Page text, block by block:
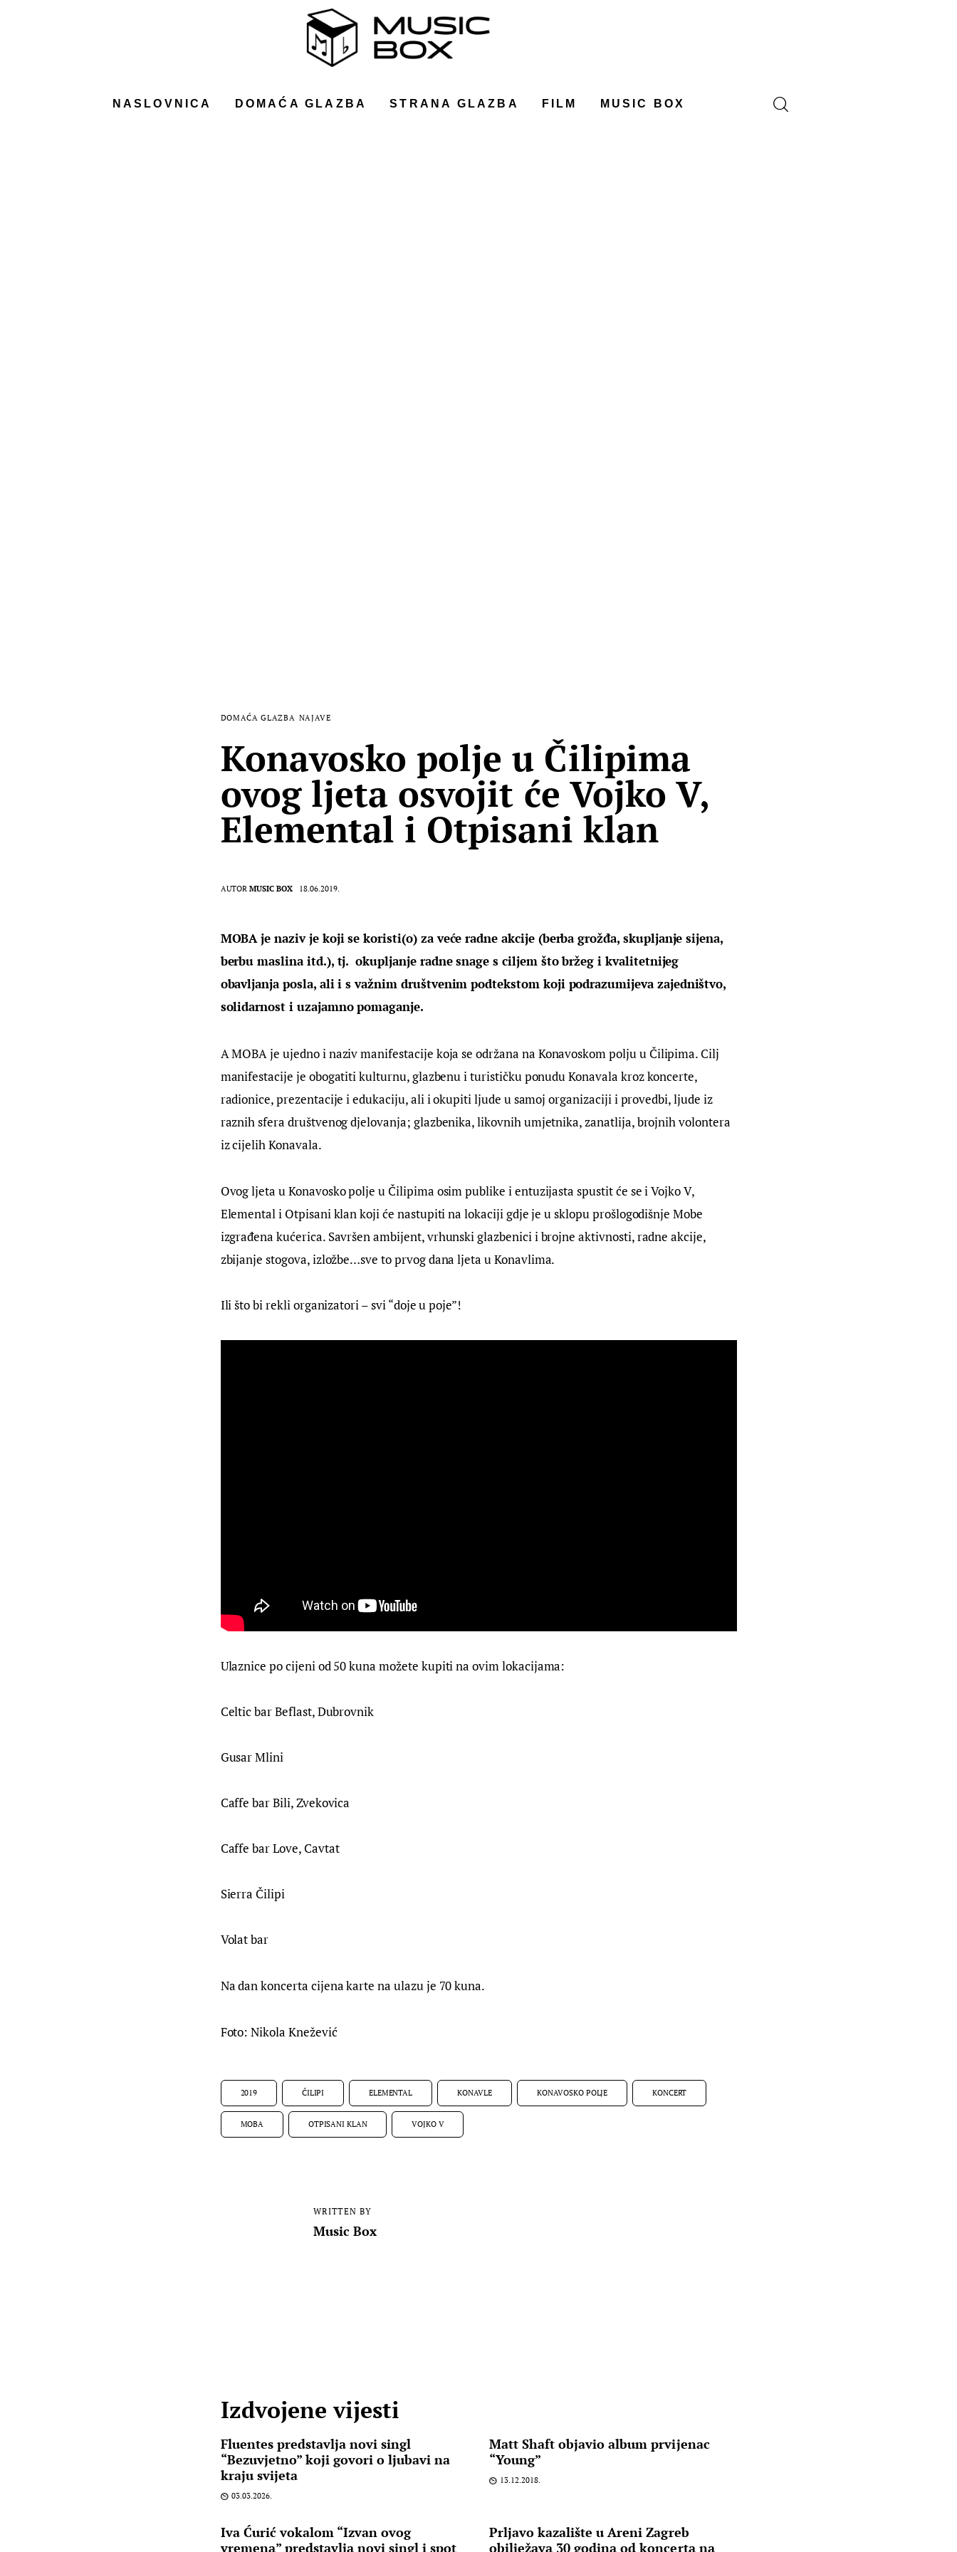
NASLOVNICA DOMAĆA GLAZBA STRANA GLAZBA FILM MUSIC BOX
DOMAĆA GLAZBA NAJAVE
Konavosko polje u Čilipima
ovog ljeta osvojit će Vojko V,
Elemental i Otpisani klan
AUTOR MUSIC BOX 18.06.2019.
MOBA je naziv je koji se koristi(o) za veće radne akcije (berba grožđa, skupljanje sijena,
berbu maslina itd.), tj.  okupljanje radne snage s ciljem što bržeg i kvalitetnijeg
obavljanja posla, ali i s važnim društvenim podtekstom koji podrazumijeva zajedništvo,
solidarnost i uzajamno pomaganje.
A MOBA je ujedno i naziv manifestacije koja se održana na Konavoskom polju u Čilipima. Cilj
manifestacije je obogatiti kulturnu, glazbenu i turističku ponudu Konavala kroz koncerte,
radionice, prezentacije i edukaciju, ali i okupiti ljude u samoj organizaciji i provedbi, ljude iz
raznih sfera društvenog djelovanja; glazbenika, likovnih umjetnika, zanatlija, brojnih volontera
iz cijelih Konavala.
Ovog ljeta u Konavosko polje u Čilipima osim publike i entuzijasta spustit će se i Vojko V,
Elemental i Otpisani klan koji će nastupiti na lokaciji gdje je u sklopu prošlogodišnje Mobe
izgrađena kućerica. Savršen ambijent, vrhunski glazbenici i brojne aktivnosti, radne akcije,
zbijanje stogova, izložbe…sve to prvog dana ljeta u Konavlima.
Ili što bi rekli organizatori – svi “doje u poje”!
Ulaznice po cijeni od 50 kuna možete kupiti na ovim lokacijama:
Celtic bar Beflast, Dubrovnik
Gusar Mlini
Caffe bar Bili, Zvekovica
Caffe bar Love, Cavtat
Sierra Čilipi
Volat bar
Na dan koncerta cijena karte na ulazu je 70 kuna.
Foto: Nikola Knežević
2019 ČILIPI ELEMENTAL KONAVLE KONAVOSKO POLJE KONCERT
MOBA OTPISANI KLAN VOJKO V
WRITTEN BY
Music Box
Izdvojene vijesti
Fluentes predstavlja novi singl
“Bezuvjetno” koji govori o ljubavi na
kraju svijeta
03.03.2026.
Matt Shaft objavio album prvijenac
“Young”
13.12.2018.
Iva Ćurić vokalom “Izvan ovog
vremena” predstavlja novi singl i spot
Prljavo kazalište u Areni Zagreb
obilježava 30 godina od koncerta na